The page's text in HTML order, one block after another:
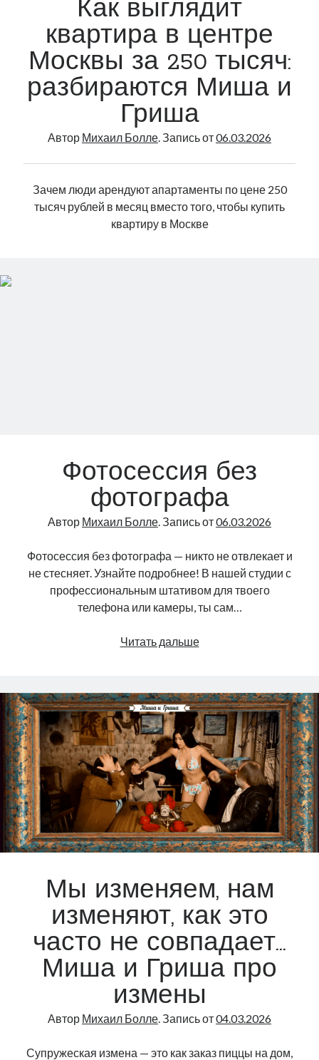
Как выглядит
квартира в центре
Москвы за 250 тысяч:
разбираются Миша и
Гриша
Автор Михаил Болле. Запись от06.03.2026
Зачем люди арендуют апартаменты по цене 250
тысяч рублей в месяц вместо того, чтобы купить
квартиру в Москве
Фотосессия без
фотографа
Автор Михаил Болле. Запись от06.03.2026
Фотосессия без фотографа — никто не отвлекает и
не стесняет. Узнайте подробнее! В нашей студии с
профессиональным штативом для твоего
телефона или камеры, ты сам…
Читать дальшеФотосессия
Мы изменяем, нам
изменяют, как это
часто не совпадает…
Миша и Гриша про
измены
Автор Михаил Болле. Запись от04.03.2026
Супружеская измена — это как заказ пиццы на дом,